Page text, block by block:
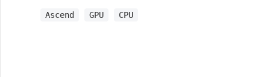
Ascend GPU CPU